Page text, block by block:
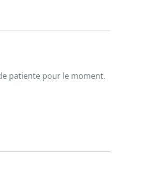
patiente pour le moment.